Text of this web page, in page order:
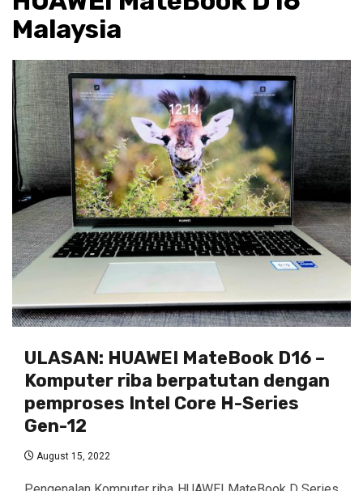
Malaysia
ULASAN: HUAWEI MateBook D16 –
Komputer riba berpatutan dengan
pemproses Intel Core H-Series
Gen-12
August 15, 2022